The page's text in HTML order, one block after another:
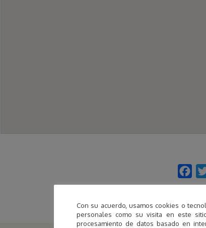
Con su acuerdo, usamos cookies o
personales como su visita en este
procesamiento de datos basado en